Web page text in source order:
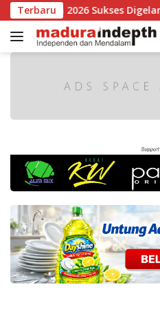
Langsung
ke
konten
Terbaru2026 Sukses Digelar,